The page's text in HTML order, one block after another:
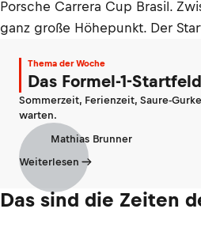
Porsche Carrera Cup Brasil.
ganz große Höhepunkt. Der
Thema der Woche
Das Formel-1-
Sommerzeit, Ferienzeit, Saure-
warten.
Mathias Brunner
Weiterlesen
Das sind die Zeiten